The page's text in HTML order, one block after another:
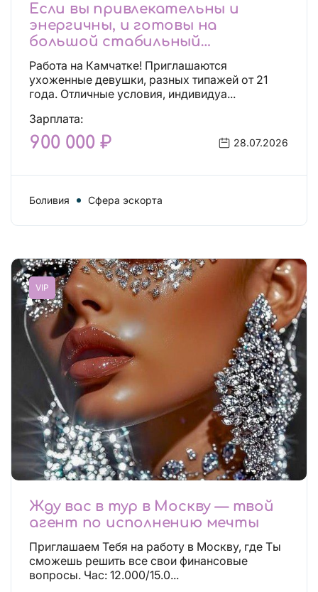
Если вы привлекательны и
энергичны, и готовы на
большой стабильный
заработок, тогда вы уже нашли,
что искали!
Работа на Камчатке! Приглашаются
ухоженные девушки, разных типажей от 21
года. Отличные условия, индивидуа...
Зарплата:
900 000 ₽ 28.07.2026
Боливия Сфера эскорта
VIP
Жду вас в тур в Москву — твой
агент по исполнению мечты
Приглашаем Тебя на работу в Москву, где Ты
сможешь решить все свои финансовые
вопросы. Час: 12.000/15.0...